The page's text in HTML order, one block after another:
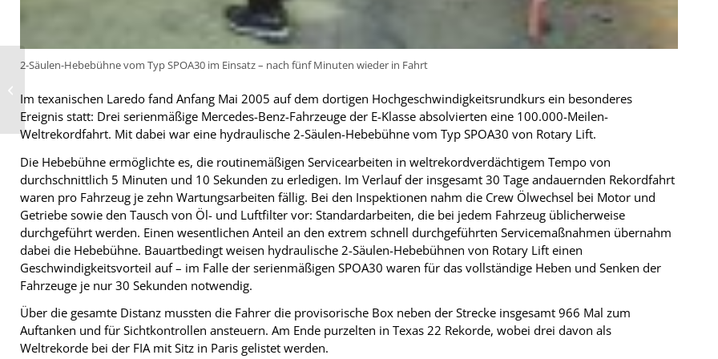
2-Säulen-Hebebühne vom Typ SPOA30 im Einsatz – nach fünf Minuten wieder in Fahrt
Im texanischen Laredo fand Anfang Mai 2005 auf dem dortigen Hochgeschwindigkeitsrundkurs ein besonderes
Ereignis statt: Drei serienmäßige Mercedes-Benz-Fahrzeuge der E-Klasse absolvierten eine 100.000-Meilen-
Weltrekordfahrt. Mit dabei war eine hydraulische 2-Säulen-Hebebühne vom Typ SPOA30 von Rotary Lift.
Die Hebebühne ermöglichte es, die routinemäßigen Servicearbeiten in weltrekordverdächtigem Tempo von
durchschnittlich 5 Minuten und 10 Sekunden zu erledigen. Im Verlauf der insgesamt 30 Tage andauernden Rekordfahrt
waren pro Fahrzeug je zehn Wartungsarbeiten fällig. Bei den Inspektionen nahm die Crew Ölwechsel bei Motor und
Getriebe sowie den Tausch von Öl- und Luftfilter vor: Standardarbeiten, die bei jedem Fahrzeug üblicherweise
durchgeführt werden. Einen wesentlichen Anteil an den extrem schnell durchgeführten Servicemaßnahmen übernahm
dabei die Hebebühne. Bauartbedingt weisen hydraulische 2-Säulen-Hebebühnen von Rotary Lift einen
Geschwindigkeitsvorteil auf – im Falle der serienmäßigen SPOA30 waren für das vollständige Heben und Senken der
Fahrzeuge je nur 30 Sekunden notwendig.
Über die gesamte Distanz mussten die Fahrer die provisorische Box neben der Strecke insgesamt 966 Mal zum
Auftanken und für Sichtkontrollen ansteuern. Am Ende purzelten in Texas 22 Rekorde, wobei drei davon als
Weltrekorde bei der FIA mit Sitz in Paris gelistet werden.
Federal-Reifen